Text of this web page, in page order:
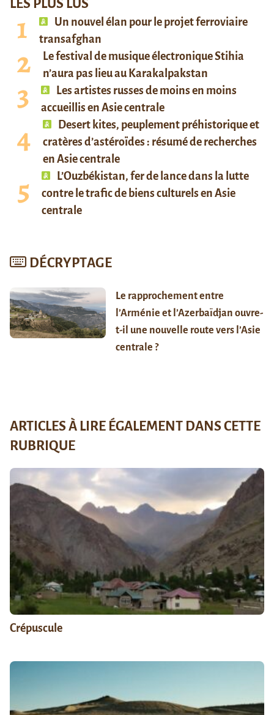
LES PLUS LUS
Un nouvel élan pour le projet ferroviaire
transafghan
Le festival de musique électronique Stihia
n’aura pas lieu au Karakalpakstan
Les artistes russes de moins en moins
accueillis en Asie centrale
Desert kites, peuplement préhistorique et
cratères d’astéroïdes : résumé de recherches
en Asie centrale
L’Ouzbékistan, fer de lance dans la lutte
contre le trafic de biens culturels en Asie
centrale
DÉCRYPTAGE
Le rapprochement entre
l’Arménie et l’Azerbaïdjan ouvre-
t-il une nouvelle route vers l’Asie
centrale ?
ARTICLES À LIRE ÉGALEMENT DANS CETTE
RUBRIQUE
Crépuscule